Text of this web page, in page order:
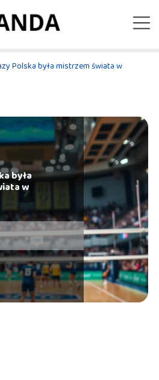
Polska była mistrzem świata w
była
w